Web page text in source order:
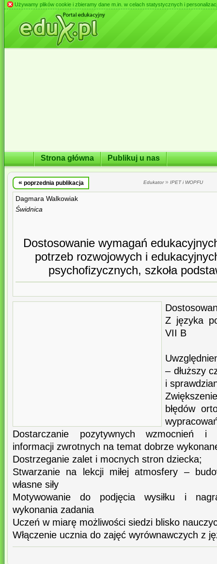
Używamy plików cookie i zbieramy dane m.in. w celach statystycznych i
Strona główna Publikuj u nas
« poprzednia publikacja Edukator» IPET i WOPFU
Dagmara Walkowiak
Świdnica
Dostosowanie wymagań
potrzeb rozwojowych i
psychofizycznych, szkoła
Z języka
VII B
– dłuższy
i
błędów
Dostarczanie pozytywnych wzmocnień i
informacji zwrotnych na temat dobrze
Dostrzeganie zalet i mocnych stron dziecka;
Stwarzanie na lekcji miłej atmosfery –
własne siły
Motywowanie do podjęcia wysiłku i
wykonania zadania
Uczeń w miarę możliwości siedzi blisko
Włączenie ucznia do zajęć wyrównawczych z